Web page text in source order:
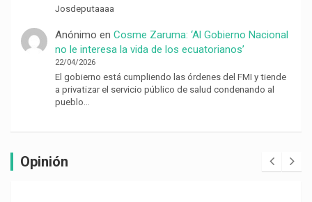
Josdeputaaaa
Anónimo en Cosme Zaruma: ‘Al Gobierno Nacional
no le interesa la vida de los ecuatorianos’
22/04/2026
El gobierno está cumpliendo las órdenes del FMI y tiende
a privatizar el servicio público de salud condenando al
pueblo…
Opinión